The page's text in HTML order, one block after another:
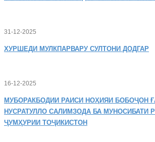
31-12-2025
ХУРШЕДИ МУЛКПАРВАРУ СУЛТОНИ ДОДГАР
16-12-2025
МУБОРАКБОДИИ РАИСИ НОҲИЯИ БОБОҶОН
НУСРАТУЛЛО САЛИМЗОДА БА МУНОСИБАТИ
ҶУМҲУРИИ ТОҶИКИСТОН